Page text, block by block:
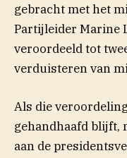
gebracht met het
Partijleider Marine
veroordeeld tot
verduisteren van
Als die
gehandhaafd blijft,
aan de